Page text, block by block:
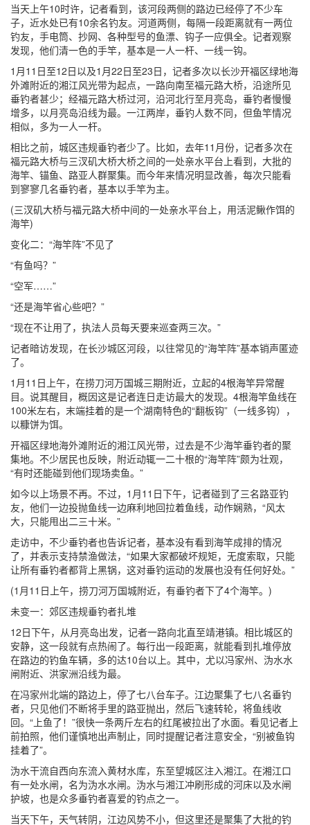
当天上午10时许，记者看到，该河段两侧的路边已经停了不少车
子，近水处已有10余名钓友。河道两侧，每隔一段距离就有一两位
钓友，手电筒、抄网、各种型号的鱼漂、钩子一应俱全。记者观察
发现，他们清一色的手竿，基本是一人一杆、一线一钩。
1月11日至12日以及1月22日至23日，记者多次以长沙开福区绿地海
外滩附近的湘江风光带为起点，一路向南至福元路大桥，沿途所见
垂钓者甚少；经福元路大桥过河，沿河北行至月亮岛，垂钓者慢慢
增多，以月亮岛沿线为最。一江两岸，垂钓人数不同，但鱼竿情况
相似，多为一人一杆。
相比之前，城区违规垂钓者少了。比如，去年11月份，记者多次在
福元路大桥与三汊矶大桥大桥之间的一处亲水平台上看到，大批的
海竿、锚鱼、路亚人群聚集。而今年来情况明显改善，每次只能看
到寥寥几名垂钓者，基本以手竿为主。
(三汊矶大桥与福元路大桥中间的一处亲水平台上，用活泥鳅作饵的
海竿)
变化二：“海竿阵”不见了
“有鱼吗？”
“空军……”
“还是海竿省心些吧？”
“现在不让用了，执法人员每天要来巡查两三次。”
记者暗访发现，在长沙城区河段，以往常见的“海竿阵”基本销声匿迹
了。
1月11日上午，在捞刀河万国城三期附近，立起的4根海竿异常醒
目。说其醒目，概因这是记者连日走访最大的发现。4根海竿鱼线在
100米左右，末端挂着的是一个湖南特色的“翻板钩”（一线多钩），
以糠饼为饵。
开福区绿地海外滩附近的湘江风光带，过去是不少海竿垂钓者的聚
集地。不少居民也反映，附近动辄一二十根的“海竿阵”颇为壮观，
“有时还能碰到他们现场卖鱼。”
如今以上场景不再。不过，1月11日下午，记者碰到了三名路亚钓
友，他们一边投抛鱼线一边麻利地回拉着鱼线，动作娴熟，“风太
大，只能甩出二三十米。”
走访中，不少垂钓者也告诉记者，基本没有看到海竿成排的情况
了，并表示支持禁渔做法，“如果大家都破坏规矩，无度索取，只能
让所有垂钓者都背上黑锅，这对垂钓运动的发展也没有任何好处。”
(1月11日上午，捞刀河万国城附近，有垂钓者下了4个海竿。)
未变一：郊区违规垂钓者扎堆
12日下午，从月亮岛出发，记者一路向北直至靖港镇。相比城区的
安静，这一段就有点热闹了。每行出一段距离，就能看到扎堆停放
在路边的钓鱼车辆，多的达10台以上。其中，尤以冯家州、沩水水
闸附近、洪家洲沿线为最。
在冯家州北端的路边上，停了七八台车子。江边聚集了七八名垂钓
者，只见他们不断将手里的路亚抛出，然后飞速转轮，将鱼线收
回。“上鱼了！”很快一条两斤左右的红尾被拉出了水面。看见记者上
前拍照，他们谨慎地出声制止，同时提醒记者注意安全，“别被鱼钩
挂着了”。
沩水干流自西向东流入黄材水库，东至望城区注入湘江。在湘江口
有一处水闸，名为沩水水闸。沩水与湘江冲刷形成的河床以及水闸
护坡，也是众多垂钓者喜爱的钓点之一。
当天下午，天气转阴，江边风势不小，但这里还是聚集了大批的钓